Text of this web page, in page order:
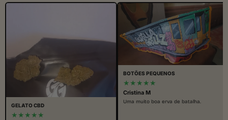
GELATO CBD
★★★★★
BOTÕES PEQUENOS
★★★★★
Cristina M
Uma muito boa erva de batalha.